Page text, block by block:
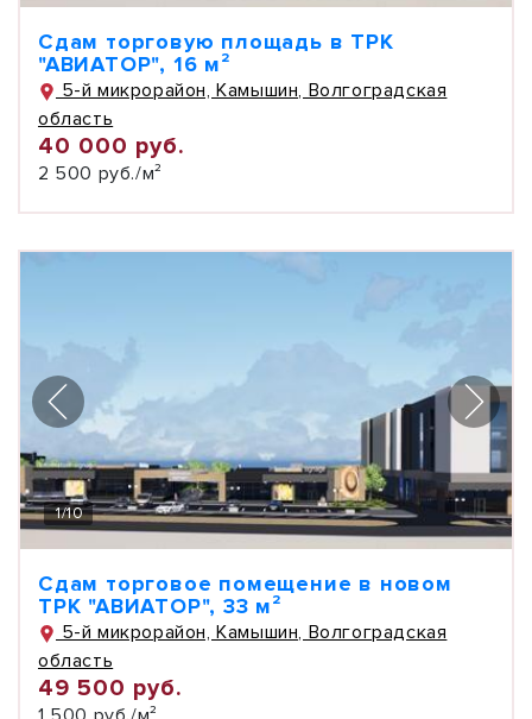
Сдам торговую площадь в ТРК
"АВИАТОР", 16 м²
5-й микрорайон, Камышин, Волгоградская
область
40 000 руб.
2 500 руб./м²
1/10
Сдам торговое помещение в новом
ТРК "АВИАТОР", 33 м²
5-й микрорайон, Камышин, Волгоградская
область
49 500 руб.